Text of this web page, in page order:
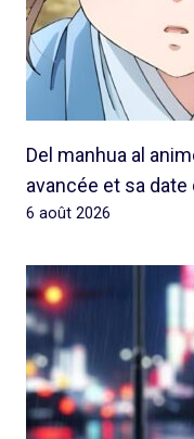
Del manhua al
avancée et sa date
6 août 2026